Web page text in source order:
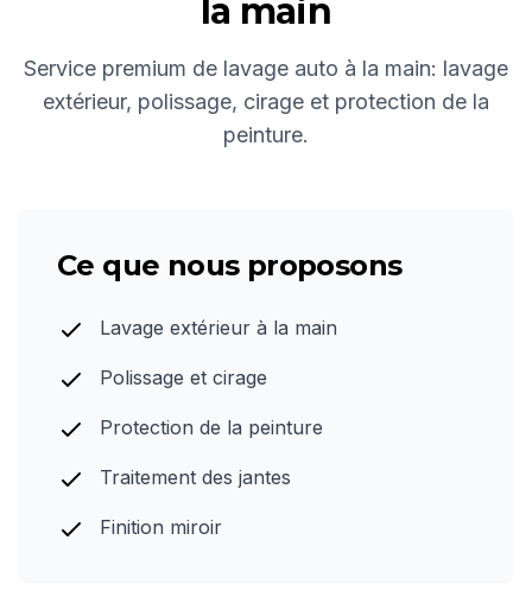
la main
Service premium de lavage auto à la main: lavage
extérieur, polissage, cirage et protection de la
peinture.
Ce que nous proposons
Lavage extérieur à la main
Polissage et cirage
Protection de la peinture
Traitement des jantes
Finition miroir